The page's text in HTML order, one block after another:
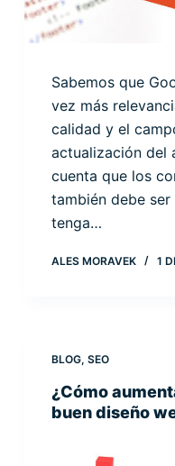
Sabemos que
vez más
calidad y el
actualización del
cuenta que los
también debe
tenga…
ALES MORAVEK 1
BLOG, SEO
¿Cómo
buen diseño